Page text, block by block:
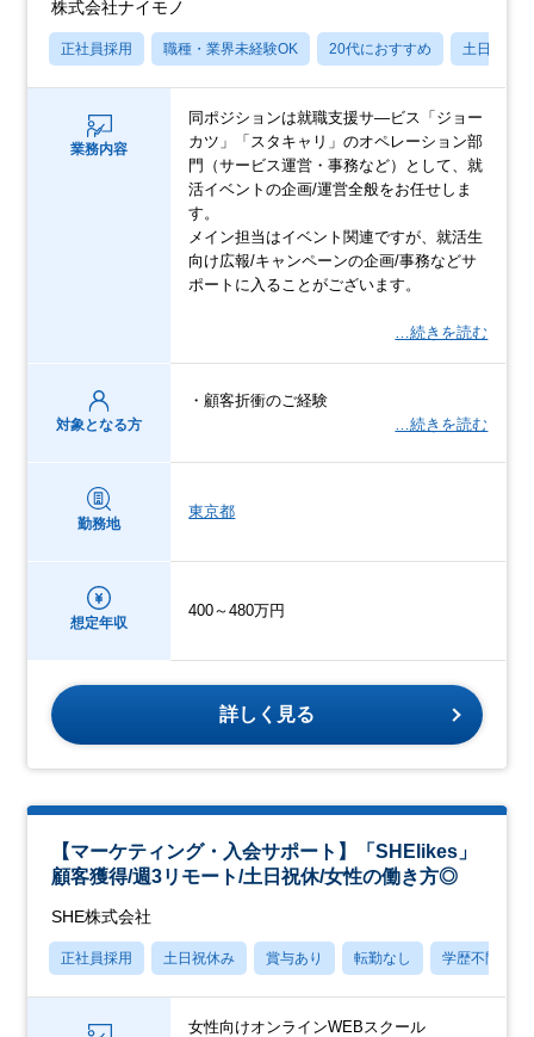
株式会社ナイモノ
正社員採用 職種・業界未経験OK 20代におすすめ 土日祝休み
業務内容
同ポジションは就職支援サ―ビス「ジョー
カツ」「スタキャリ」のオペレーション部
門（サービス運営・事務など）として、就
活イベントの企画/運営全般をお任せしま
す。
メイン担当はイベント関連ですが、就活生
向け広報/キャンペーンの企画/事務などサ
ポートに入ることがございます。
…続きを読む
対象となる方
・顧客折衝のご経験
…続きを読む
勤務地
東京都
想定年収
400～480万円
詳しく見る
【マーケティング・入会サポート】「SHElikes」
顧客獲得/週3リモート/土日祝休/女性の働き方◎
SHE株式会社
正社員採用 土日祝休み 賞与あり 転勤なし 学歴不問
女性向けオンラインWEBスクール